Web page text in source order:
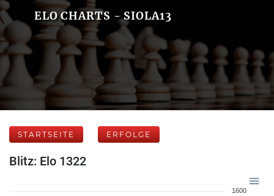
ELO CHARTS - SIOLA13
STARTSEITE ERFOLGE
Blitz: Elo 1322
1600